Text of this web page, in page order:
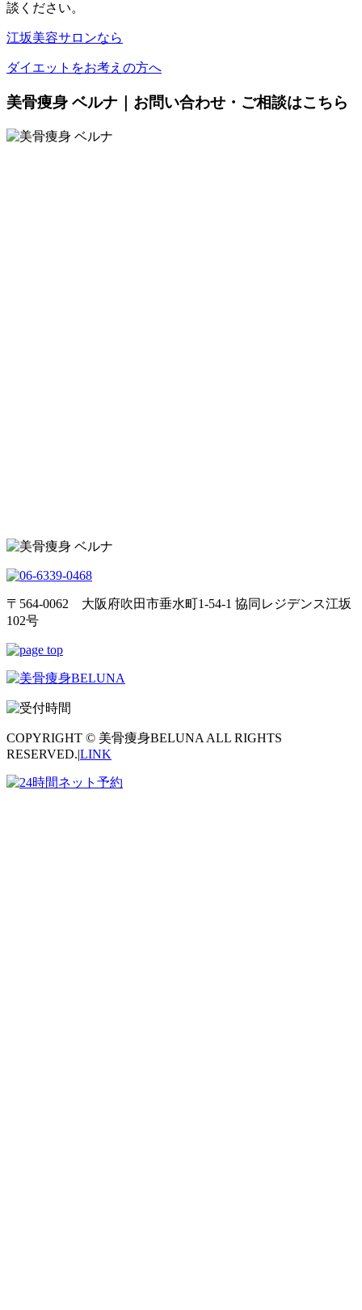
談ください。
江坂美容サロンなら
ダイエットをお考えの方へ
美骨痩身 ベルナ｜お問い合わせ・ご相談はこちら
〒564-0062 大阪府吹田市垂水町1-54-1 協同レジデンス江坂
102号
COPYRIGHT © 美骨痩身BELUNA ALL RIGHTS
RESERVED.|LINK